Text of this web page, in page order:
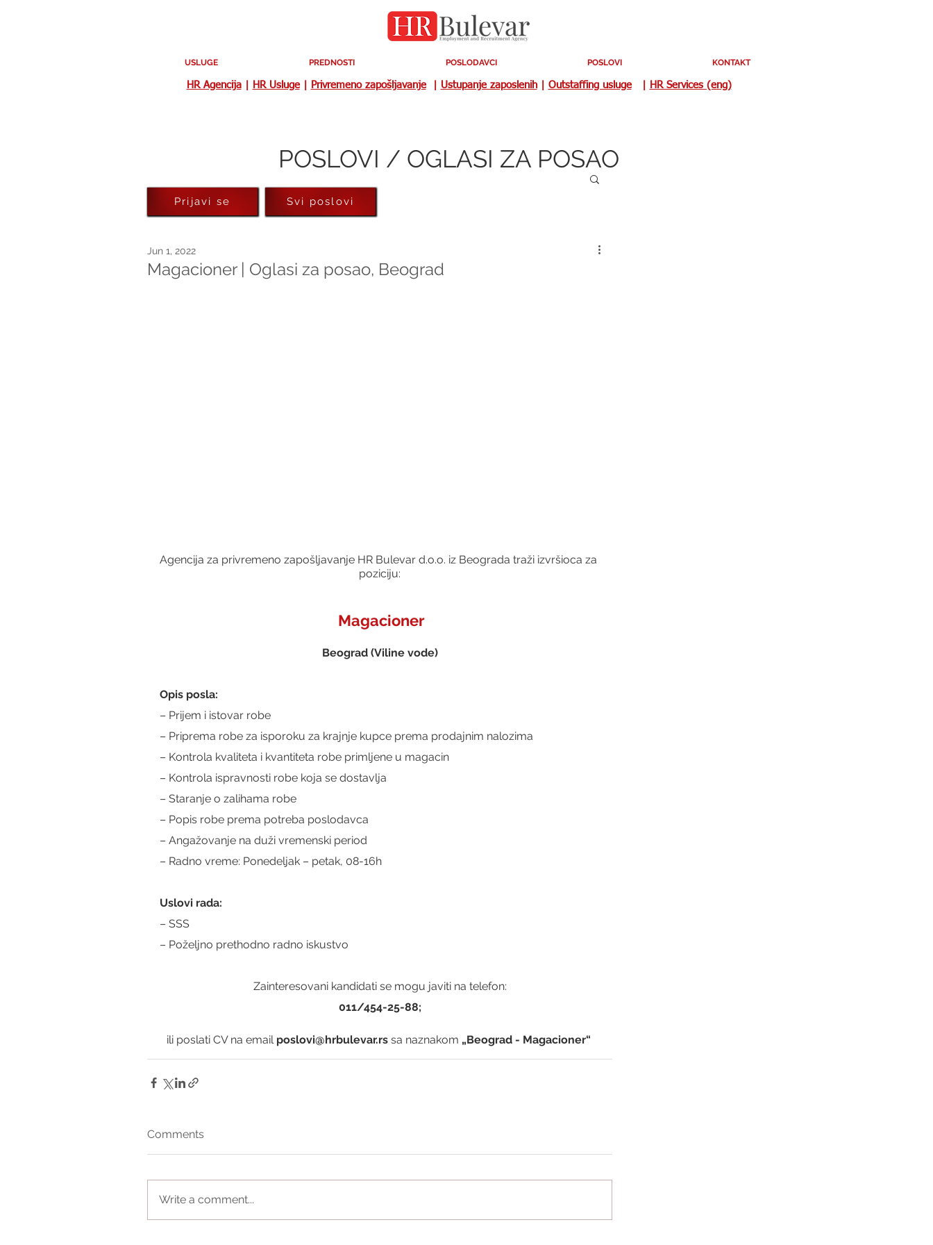
USLUGE PREDNOSTI POSLODAVCI POSLOVI KONTAKT
HR Agencija| HR Usluge| Privremeno zapošljavanje| Ustupanje zaposlenih| Outstaffing usluge| HR Services (eng)
POSLOVI / OGLASI ZA POSAO
Magacioner | Oglasi za posao, Beograd
Jun 1, 2022
Agencija za privremeno zapošljavanje HR Bulevar d.o.o. iz Beograda traži izvršioca za
poziciju:
Magacioner
Beograd (Viline vode)
Opis posla:
– Prijem i istovar robe
– Priprema robe za isporoku za krajnje kupce prema prodajnim nalozima
– Kontrola kvaliteta i kvantiteta robe primljene u magacin
– Kontrola ispravnosti robe koja se dostavlja
– Staranje o zalihama robe
– Popis robe prema potreba poslodavca
– Angažovanje na duži vremenski period
– Radno vreme: Ponedeljak – petak, 08-16h
Uslovi rada:
– SSS
– Poželjno prethodno radno iskustvo
Zainteresovani kandidati se mogu javiti na telefon:
011/454-25-88;
ili poslati CV na email poslovi@hrbulevar.rs sa naznakom „Beograd - Magacioner“
Comments
Write a comment...
Prijavi se Svi poslovi